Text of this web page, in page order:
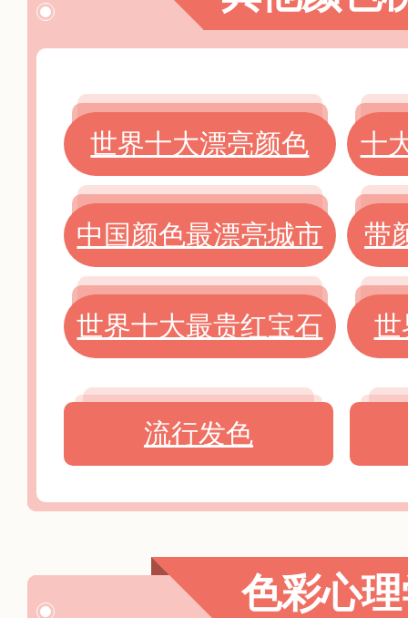
世界十大漂亮颜色 十
中国颜色最漂亮城市 带
世界十大最贵红宝石 世
流行发色
色彩心